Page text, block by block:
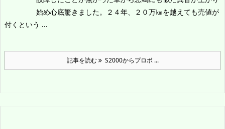
始め心底驚きました。
２４年、２０万㎞を越えても売値が
付くという ...
記事を読む S2000からプロボ ...